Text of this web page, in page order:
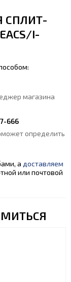
СПЛИТ-
I-
магазина
666
определить
а доставляем
или почтовой